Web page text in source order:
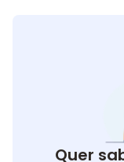
Quer